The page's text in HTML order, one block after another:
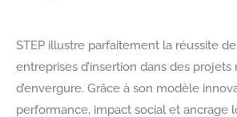
STEP illustre parfaitement la réussite
entreprises d’insertion dans des
d’envergure. Grâce à son modèle
performance, impact social et ancrage